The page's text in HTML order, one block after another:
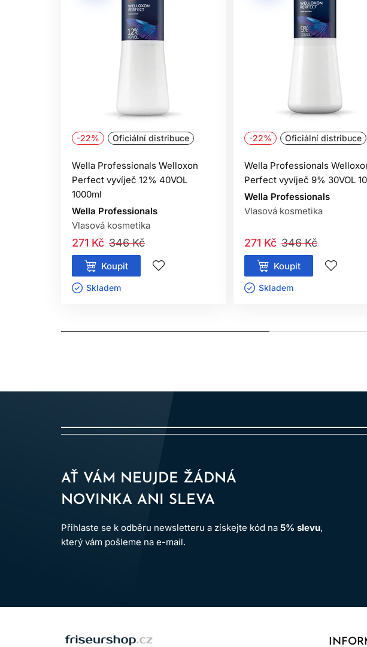
Zabraňte kontaktu s očima. Při zasažení očí je ihned důkladně
Nepoužívejte na barvení řas a obočí.
Používejte vhodné ochranné rukavice.
Uchovávejte mimo dosah dětí.
pouze pro profesionální použití v kadeřnických
Po aplikaci vlasy důkladně opláchněte.
-22% Oficiální distribuce
Wella Professionals Welloxon
Perfect vyvíječ 12% 40VOL
1000ml
Wella Professionals
Vlasová kosmetika
346 Kč
271 Kč
Koupit
Skladem ㅤ
-22% Oficiální distribuce
Wella Professionals
Perfect vyvíječ 9% 30VOL
Wella Professionals
Vlasová kosmetika
346 Kč
271 Kč
Koupit
Skladem ㅤ
AŤ VÁM NEUJDE ŽÁDNÁ
NOVINKA ANI SLEVA
Přihlaste se k odběru newsletteru a získejte kód na 5% slevu,
který vám pošleme na e-mail.